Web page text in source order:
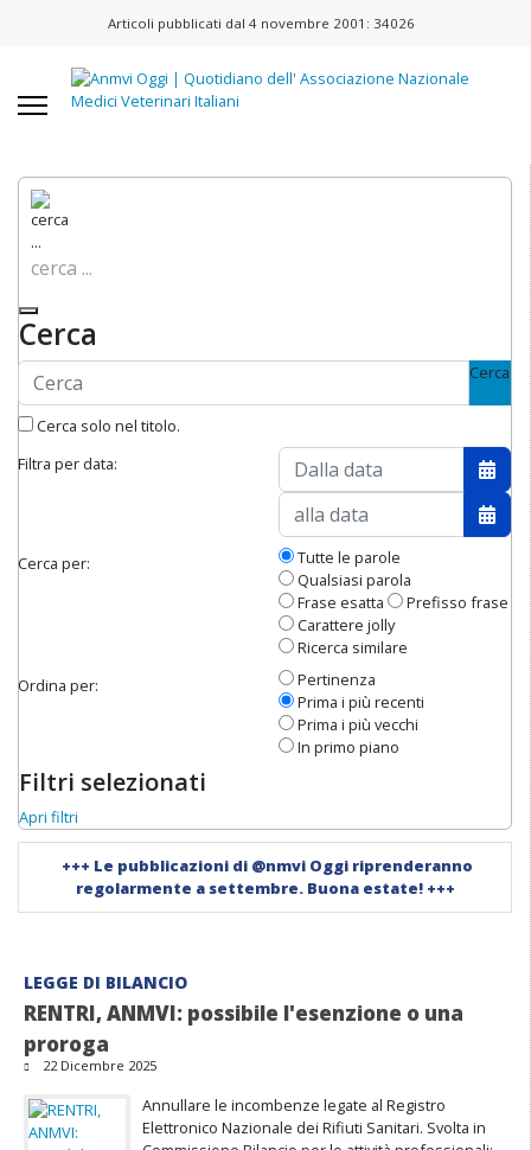
Articoli pubblicati dal 4 novembre 2001: 34026
cerca ...
Cerca
Cerca
Cerca solo nel titolo.
Filtra per data:
Apri
Cerca per:
Tutte le parole
Qualsiasi parola
Frase esatta
Prefisso frase
Carattere jolly
Ricerca similare
Ordina per:
Pertinenza
Prima i più recenti
Prima i più vecchi
In primo piano
Filtri selezionati
Apri filtri
+++ Le pubblicazioni di @nmvi Oggi riprenderanno
regolarmente a settembre. Buona estate! +++
LEGGE DI BILANCIO
RENTRI, ANMVI: possibile l'esenzione o una
proroga
22 Dicembre 2025
Annullare le incombenze legate al Registro
Elettronico Nazionale dei Rifiuti Sanitari. Svolta in